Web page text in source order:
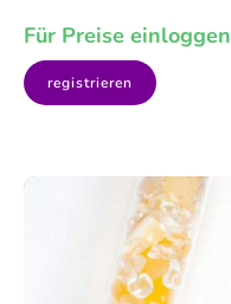
Für Preise einloggen
registrieren